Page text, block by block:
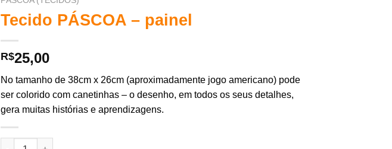
Tecido PÁSCOA – painel
R$25,00
No tamanho de 38cm x 26cm (aproximadamente jogo americano) pode
ser colorido com canetinhas – o desenho, em todos os seus detalhes,
gera muitas histórias e aprendizagens.
Tecido PÁSCOA - painel quantidade